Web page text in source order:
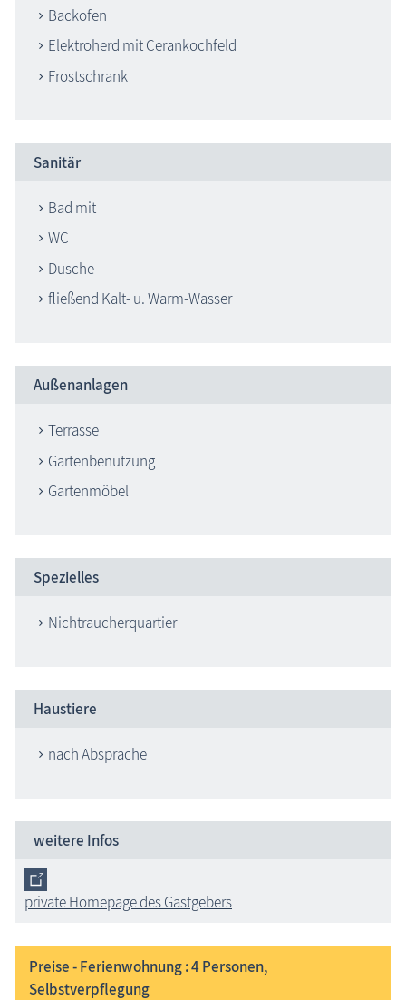
Backofen
Elektroherd mit Cerankochfeld
Frostschrank
Sanitär
Bad mit
WC
Dusche
fließend Kalt- u. Warm-Wasser
Außenanlagen
Terrasse
Gartenbenutzung
Gartenmöbel
Spezielles
Nichtraucherquartier
Haustiere
nach Absprache
weitere Infos
private Homepage des Gastgebers
Preise - Ferienwohnung : 4Personen,
Selbstverpflegung